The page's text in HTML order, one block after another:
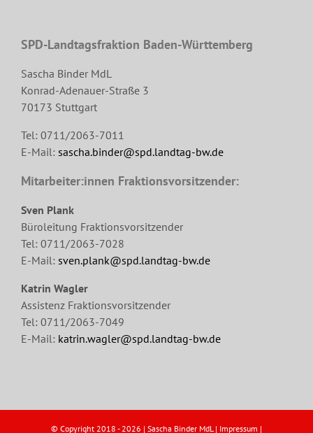
SPD-Landtagsfraktion Baden-Württemberg
Sascha Binder MdL
Konrad-Adenauer-Straße 3
70173 Stuttgart
Tel: 0711/2063-7011
E-Mail: sascha.binder@spd.landtag-bw.de
Mitarbeiter:innen Fraktionsvorsitzender:
Sven Plank
Büroleitung Fraktionsvorsitzender
Tel: 0711/2063-7028
E-Mail: sven.plank@spd.landtag-bw.de
Katrin Wagler
Assistenz Fraktionsvorsitzender
Tel: 0711/2063-7049
E-Mail: katrin.wagler@spd.landtag-bw.de
© Copyright 2018 -2026 | Sascha Binder MdL | Impressum |